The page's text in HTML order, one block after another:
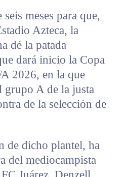
meses para que,
Azteca, la
dé la patada
dará inicio la Copa
2026, en la que
grupo A de la justa
de la selección de
de dicho plantel, ha
del mediocampista